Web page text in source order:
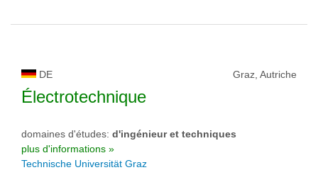
DE Graz, Autriche
Électrotechnique
domaines d'études: d'ingénieur et techniques
plus d'informations »
Technische Universität Graz